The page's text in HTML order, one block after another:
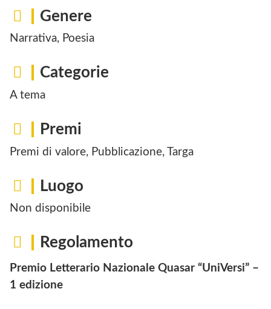
Genere
Narrativa, Poesia
Categorie
A tema
Premi
Premi di valore, Pubblicazione, Targa
Luogo
Non disponibile
Regolamento
Premio Letterario Nazionale Quasar “UniVersi” –
1 edizione